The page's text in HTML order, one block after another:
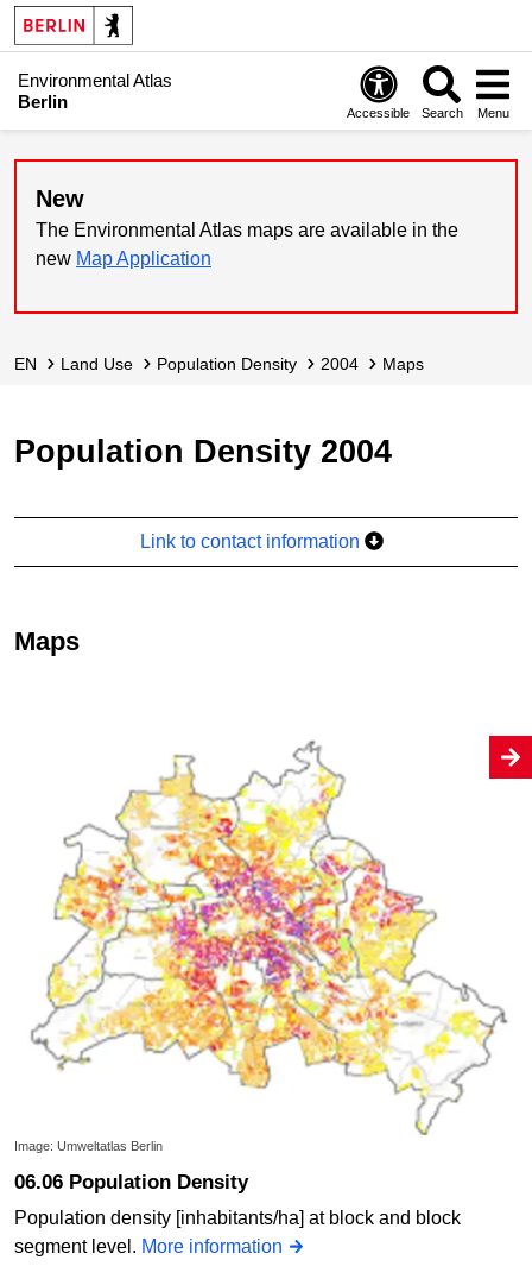
Environmental Atlas
Berlin
Accessible Search Menu
New
The Environmental Atlas maps are available in the
new Map Application
EN Land Use Population Density 2004 Maps
Population Density 2004
Link to contact information
Maps
Image: Umweltatlas Berlin
06.06 Population Density
Population density [inhabitants/ha] at block and block
segment level. More information